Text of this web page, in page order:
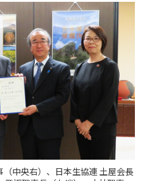
中央右）、日本生協連 土屋会長